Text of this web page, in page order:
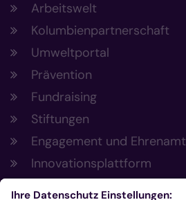
Arbeitswelt
Kolumbienpartnerschaft
Umweltportal
Prävention
Fundraising
Stiftungen
Engagement und Ehrenamt
Innovationsplattform